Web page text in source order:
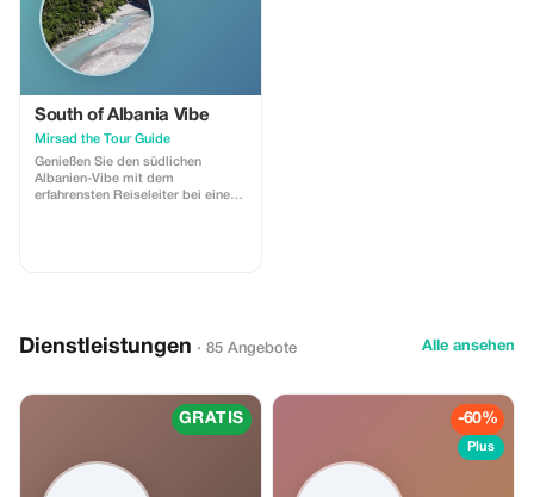
South of Albania Vibe
Mirsad the Tour Guide
Genießen Sie den südlichen
Albanien-Vibe mit dem
erfahrensten Reiseleiter bei einer
Dienstleistungen · 85 Angebote Alle ansehen
GRATIS -60%
Plus